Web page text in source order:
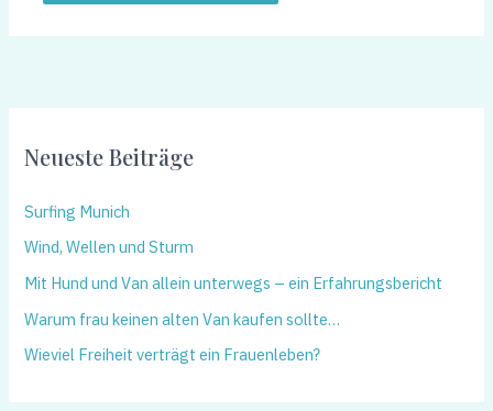
Neueste Beiträge
Surfing Munich
Wind, Wellen und Sturm
Mit Hund und Van allein unterwegs – ein Erfahrungsbericht
Warum frau keinen alten Van kaufen sollte…
Wieviel Freiheit verträgt ein Frauenleben?